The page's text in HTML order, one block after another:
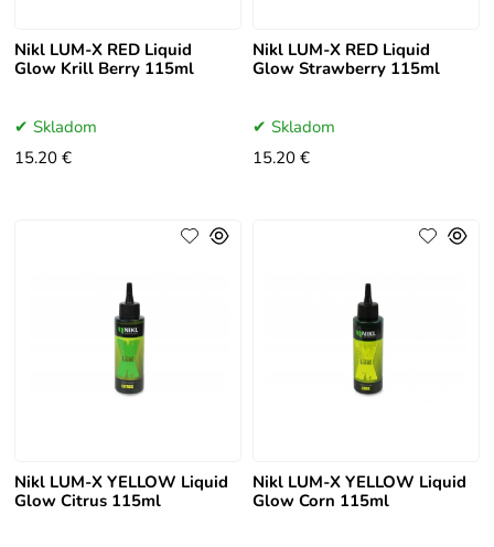
Nikl LUM-X RED Liquid
Glow Krill Berry 115ml
Skladom
15.20 €
Nikl LUM-X RED Liquid
Glow Strawberry 115ml
Skladom
15.20 €
Nikl LUM-X YELLOW Liquid
Glow Citrus 115ml
Nikl LUM-X YELLOW Liquid
Glow Corn 115ml